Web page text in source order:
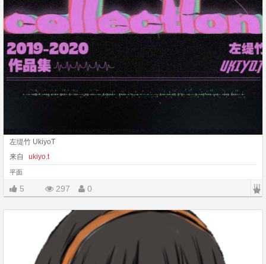
左缇竹 UkiyoT
来自
ukiyo.t
平面
5 297 0 |||